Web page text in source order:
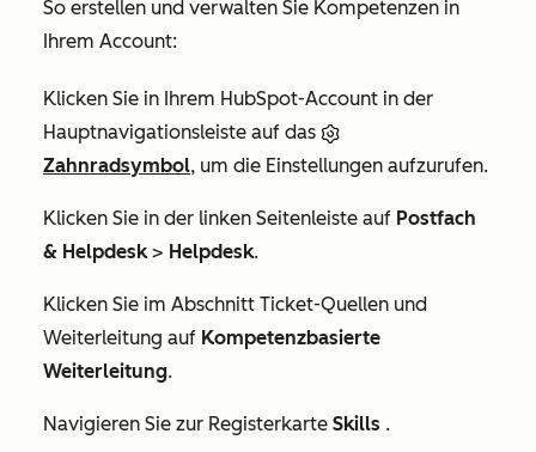
So erstellen und verwalten Sie Kompetenzen in
Ihrem Account:
Klicken Sie in Ihrem HubSpot-Account in der
Hauptnavigationsleiste auf das
Zahnradsymbol, um die Einstellungen aufzurufen.
Klicken Sie in der linken Seitenleiste auf Postfach
& Helpdesk> Helpdesk.
Klicken Sie im Abschnitt Ticket-Quellen und
Weiterleitung auf Kompetenzbasierte
Weiterleitung.
Navigieren Sie zur Registerkarte Skills .